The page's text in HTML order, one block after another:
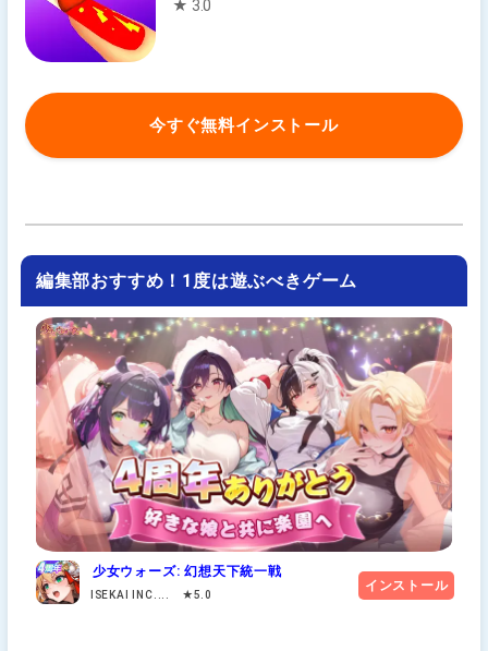
★ 3.0
今すぐ無料インストール
編集部おすすめ！1度は遊ぶべきゲーム
少女ウォーズ: 幻想天下統一戦
ISEKAI INC.... ★5.0
インストール